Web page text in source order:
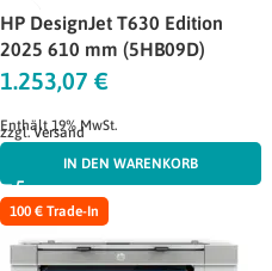
HP DesignJet T630 Edition
2025 610 mm (5HB09D)
1.253,07 €
Enthält 19% MwSt.
zzgl.Versand
IN DEN WARENKORB
100 € Trade-In